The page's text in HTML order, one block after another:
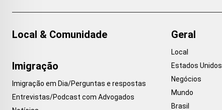
Local & Comunidade
Imigração
Imigração em Dia/Perguntas e respostas
Entrevistas/Podcast com Advogados
Geral
Local
Estados Unidos
Negócios
Mundo
Brasil